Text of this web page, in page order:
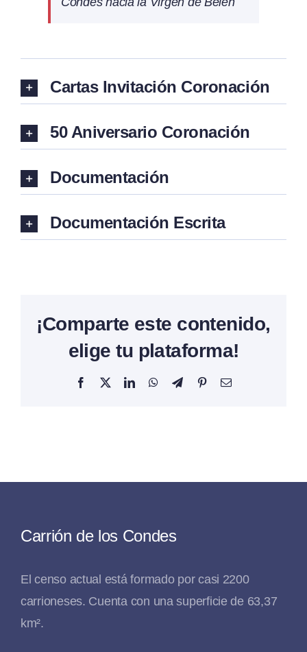
Cartas Invitación Coronación
50 Aniversario Coronación
Documentación
Documentación Escrita
¡Comparte este contenido,
elige tu plataforma!
Facebook
X LinkedInWhatsAppTelegramPinterestCorreo
Carrión de los Condes
El censo actual está formado por casi 2200
carrioneses. Cuenta con una superficie de 63,37
km².